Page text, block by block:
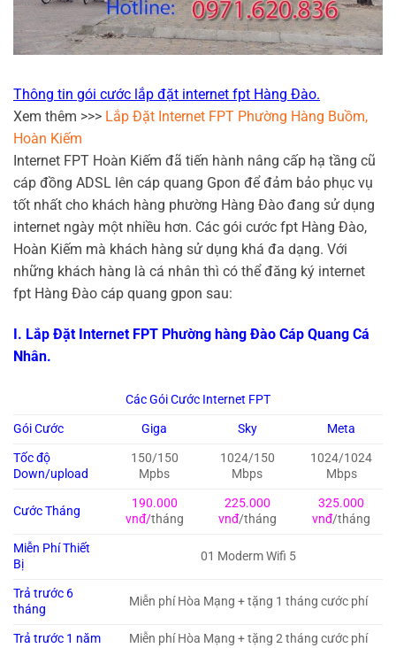
Thông tin gói cước lắp đặt internet fpt Hàng Đào.
Xem thêm >>> Lắp Đặt Internet FPT Phường Hàng Buồm,
Hoàn Kiếm
Internet FPT Hoàn Kiếm đã tiến hành nâng cấp hạ tầng cũ
cáp đồng ADSL lên cáp quang Gpon để đảm bảo phục vụ
tốt nhất cho khách hàng phường Hàng Đào đang sử dụng
internet ngày một nhiều hơn. Các gói cước fpt Hàng Đào,
Hoàn Kiếm mà khách hàng sử dụng khá đa dạng. Với
những khách hàng là cá nhân thì có thể đăng ký internet
fpt Hàng Đào cáp quang gpon sau:
I. Lắp Đặt Internet FPT Phường hàng Đào Cáp Quang Cá
Nhân.
Các Gói Cước Internet FPT
Gói Cước
Giga Sky
Meta
Tốc độ
Down/upload
150/150
Mpbs
1024/150
Mbps
1024/1024
Mbps
Cước Tháng
190.000
vnđ/tháng
225.000
vnđ/tháng
325.000
vnđ/tháng
Miễn Phí Thiết
Bị
01 Moderm Wifi 5
Trả trước 6
tháng
Miễn phí Hòa Mạng + tặng 1 tháng cước phí
Trả trước 1 năm Miễn phí Hòa Mạng + tặng 2 tháng cước phí